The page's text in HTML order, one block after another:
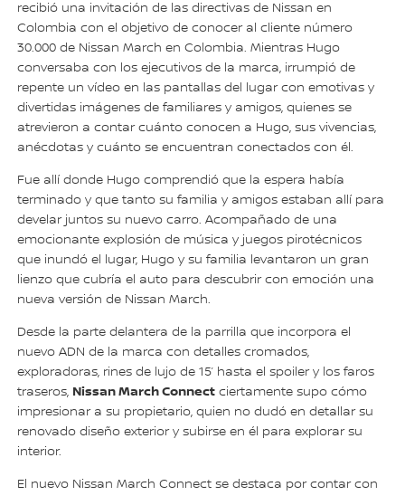
recibió una invitación de las directivas de Nissan en
Colombia con el objetivo de conocer al cliente número
30.000 de Nissan March en Colombia. Mientras Hugo
conversaba con los ejecutivos de la marca, irrumpió de
repente un vídeo en las pantallas del lugar con emotivas y
divertidas imágenes de familiares y amigos, quienes se
atrevieron a contar cuánto conocen a Hugo, sus vivencias,
anécdotas y cuánto se encuentran conectados con él.
Fue allí donde Hugo comprendió que la espera había
terminado y que tanto su familia y amigos estaban allí para
develar juntos su nuevo carro. Acompañado de una
emocionante explosión de música y juegos pirotécnicos
que inundó el lugar, Hugo y su familia levantaron un gran
lienzo que cubría el auto para descubrir con emoción una
nueva versión de Nissan March.
Desde la parte delantera de la parrilla que incorpora el
nuevo ADN de la marca con detalles cromados,
exploradoras, rines de lujo de 15’ hasta el spoiler y los faros
traseros, Nissan March Connect ciertamente supo cómo
impresionar a su propietario, quien no dudó en detallar su
renovado diseño exterior y subirse en él para explorar su
interior.
El nuevo Nissan March Connect se destaca por contar con